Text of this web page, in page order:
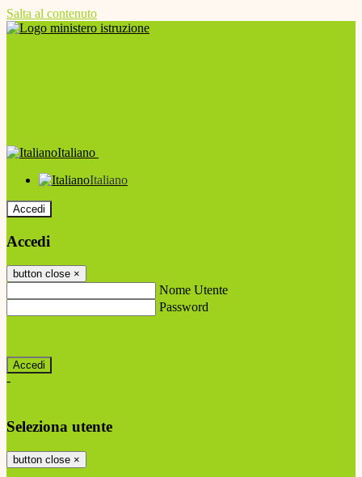
Salta al contenuto
Italiano
Italiano
Accedi
Accedi
button close ×
Nome Utente
Password
-
Seleziona utente
button close ×